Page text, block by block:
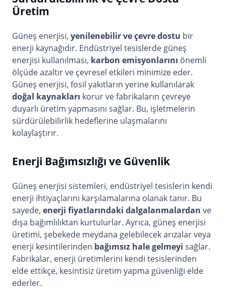
Üretim
Güneş enerjisi, yenilenebilir ve çevre dostu bir
enerji kaynağıdır. Endüstriyel tesislerde güneş
enerjisi kullanılması, karbon emisyonlarını önemli
ölçüde azaltır ve çevresel etkileri minimize eder.
Güneş enerjisi, fosil yakıtların yerine kullanılarak
doğal kaynakları korur ve fabrikaların çevreye
duyarlı üretim yapmasını sağlar. Bu, işletmelerin
sürdürülebilirlik hedeflerine ulaşmalarını
kolaylaştırır.
Enerji Bağımsızlığı ve Güvenlik
Güneş enerjisi sistemleri, endüstriyel tesislerin kendi
enerji ihtiyaçlarını karşılamalarına olanak tanır. Bu
sayede, enerji fiyatlarındaki dalgalanmalardan ve
dışa bağımlılıktan kurtulurlar. Ayrıca, güneş enerjisi
üretimi, şebekede meydana gelebilecek arızalar veya
enerji kesintilerinden bağımsız hale gelmeyi sağlar.
Fabrikalar, enerji üretimlerini kendi tesislerinden
elde ettikçe, kesintisiz üretim yapma güvenliği elde
ederler.